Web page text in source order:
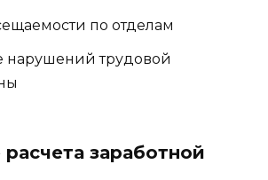
по отделам
нарушений трудовой
заработной